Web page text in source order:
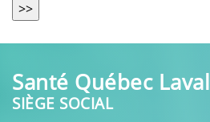
Santé Québec Laval
SIÈGE SOCIAL